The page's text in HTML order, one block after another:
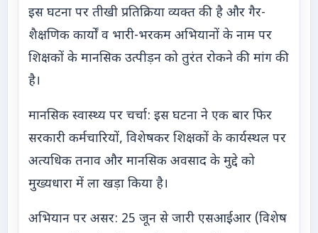
इस घटना पर तीखी प्रतिक्रिया व्यक्त की है और गैर-
शैक्षणिक कार्यों व भारी-भरकम अभियानों के नाम पर
शिक्षकों के मानसिक उत्पीड़न को तुरंत रोकने की मांग की
है।
मानसिक स्वास्थ्य पर चर्चा: इस घटना ने एक बार फिर
सरकारी कर्मचारियों, विशेषकर शिक्षकों के कार्यस्थल पर
अत्यधिक तनाव और मानसिक अवसाद के मुद्दे को
मुख्यधारा में ला खड़ा किया है।
अभियान पर असर: 25 जून से जारी एसआईआर (विशेष